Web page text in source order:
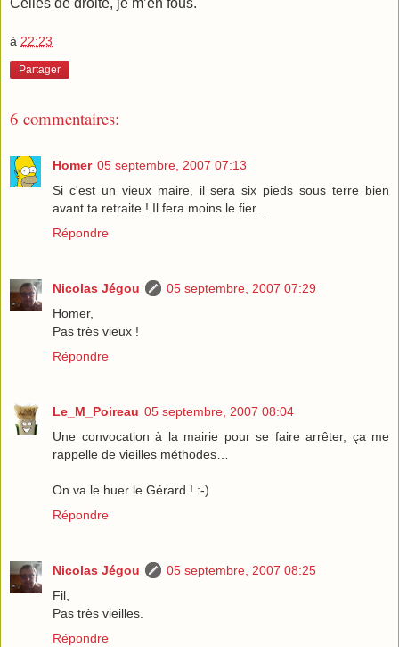
à 22:23
Partager
6 commentaires:
Homer 05 septembre, 2007 07:13
Si c'est un vieux maire, il sera six pieds sous terre bien
avant ta retraite ! Il fera moins le fier...
Répondre
Nicolas Jégou
05 septembre, 2007 07:29
Homer,
Pas très vieux !
Répondre
Le_M_Poireau 05 septembre, 2007 08:04
Une convocation à la mairie pour se faire arrêter, ça me
rappelle de vieilles méthodes…
On va le huer le Gérard ! :-)
Répondre
Nicolas Jégou
05 septembre, 2007 08:25
Fil,
Pas très vieilles.
Répondre